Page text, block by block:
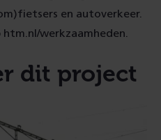
en autoverkeer.
werkzaamheden.
dit project